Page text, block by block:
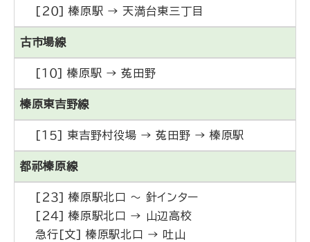
[２０] 榛原駅 → 天満台東三丁目
古市場線
[１０] 榛原駅 → 菟田野
榛原東吉野線
[１５] 東吉野村役場 → 菟田野 → 榛原駅
都祁榛原線
[２３] 榛原駅北口 ～ 針インター
[２４] 榛原駅北口 → 山辺高校
急行[文] 榛原駅北口 → 吐山